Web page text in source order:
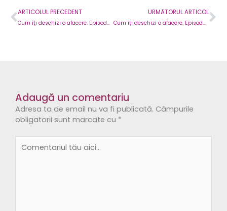
Prev
ARTICOLUL PRECEDENT
Cum îţi deschizi o afacere. Episodul 13-Cum a fost 2015, cum va fi 2016 pentru micii întreprinzători
URMĂTORUL ARTICOL
Cum îți deschizi o afacere. Episodul 11 – Atenție, vin controalele!
Adaugă un comentariu
Adresa ta de email nu va fi publicată. Câmpurile
obligatorii sunt marcate cu *
tău